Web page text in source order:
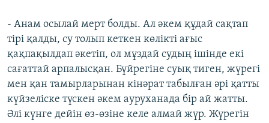
- Анам осылай мерт болды. Ал әкем құдай сақтап
тірі қалды, су толып кеткен көлікті ағыс
қақпақылдап әкетіп, ол мұздай судың ішінде екі
сағаттай арпалысқан. Бүйрегіне суық тиген, жүрегі
мен қан тамырларынан кінәрат табылған әрі қатты
күйзеліске түскен әкем ауруханада бір ай жатты.
Әлі күнге дейін өз-өзіне келе алмай жүр. Жүрегін